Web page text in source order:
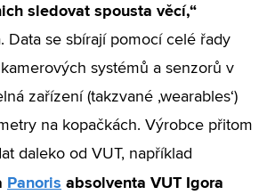
sledovat spousta věcí,“
Data se sbírají pomocí celé řady
systémů a senzorů v
zařízení (takzvané ‚wearables‘)
na kopačkách. Výrobce přitom
daleko od VUT, například
Panoris absolventa VUT Igora